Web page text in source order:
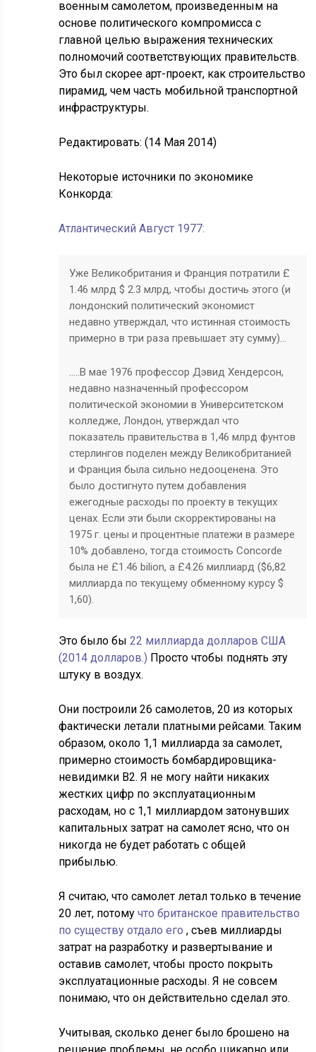
военным самолетом, произведенным на
основе политического компромисса с
главной целью выражения технических
полномочий соответствующих правительств.
Это был скорее арт-проект, как строительство
пирамид, чем часть мобильной транспортной
инфраструктуры.
Редактировать: (14 Мая 2014)
Некоторые источники по экономике
Конкорда:
Атлантический Август 1977:
Уже Великобритания и Франция потратили £
1.46 млрд$2.3 млрд, чтобы достичь этого (и
лондонский политический экономист
недавно утверждал, что истинная стоимость
примерно в три раза превышает эту сумму)…
…..В мае 1976 профессор Дэвид Хендерсон,
недавно назначенный профессором
политической экономии в Университетском
колледже, Лондон, утверждал что
показатель правительства в 1,46 млрд фунтов
стерлингов поделен между Великобританией
и Франция была сильно недооценена. Это
было достигнуто путем добавления
ежегодные расходы по проекту в текущих
ценах. Если эти были скорректированы на
1975 г. цены и процентные платежи в размере
10% добавлено, тогда стоимость Concorde
была не £1.46 bilion, а £4.26 миллиард ($6,82
миллиарда по текущему обменному курсу$
1,60).
Это было бы22 миллиарда долларов США
(2014 долларов.) Просто чтобы поднять эту
штуку в воздух.
Они построили 26 самолетов, 20 из которых
фактически летали платными рейсами. Таким
образом, около 1,1 миллиарда за самолет,
примерно стоимость бомбардировщика-
невидимки B2. Я не могу найти никаких
жестких цифр по эксплуатационным
расходам, но с 1,1 миллиардом затонувших
капитальных затрат на самолет ясно, что он
никогда не будет работать с общей
прибылью.
Я считаю, что самолет летал только в течение
20 лет, потомучто британское правительство
по существу отдало его, съев миллиарды
затрат на разработку и развертывание и
оставив самолет, чтобы просто покрыть
эксплуатационные расходы. Я не совсем
понимаю, что он действительно сделал это.
Учитывая, сколько денег было брошено на